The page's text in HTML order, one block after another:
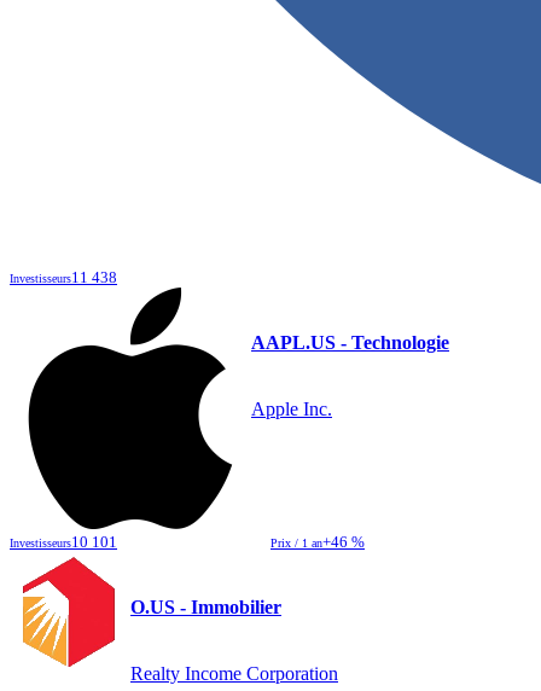
Investisseurs11 438
AAPL.US - Technologie
Apple Inc.
Investisseurs10 101 Prix / 1 an+46 %
O.US - Immobilier
Realty Income Corporation